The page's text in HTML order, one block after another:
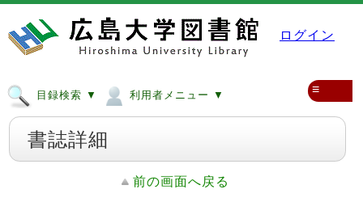
ログイン
目録検索 ▼ 利用者メニュー ▼ ≡
書誌詳細
前の画面へ戻る